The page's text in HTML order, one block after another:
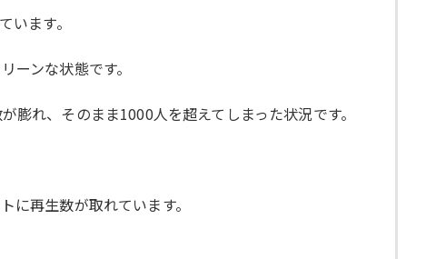
ます。
ンな状態です。
れ、そのまま1000人を超えてしまった状況です。
再生数が取れています。